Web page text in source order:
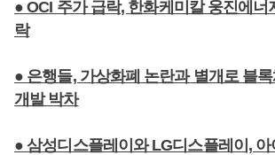
● OCI 주가 급락, 한화케미칼 웅진에너
락
● 은행들, 가상화폐 논란과 별개로 블
개발 박차
● 삼성디스플레이와 LG디스플레이,